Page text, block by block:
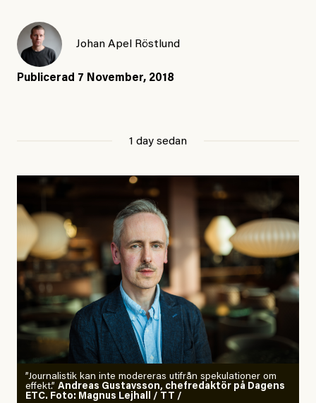
Johan Apel Röstlund
Publicerad 7 November, 2018
1 day sedan
”Journalistik kan inte modereras utifrån spekulationer om
effekt.” Andreas Gustavsson, chefredaktör på Dagens
ETC. Foto: Magnus Lejhall / TT /